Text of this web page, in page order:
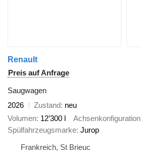
Renault
Preis auf Anfrage
Saugwagen
2026
Zustand neu
Volumen 12’300 l Achsenkonfiguration
Spülfahrzeugsmarke Jurop
Frankreich, St Brieuc